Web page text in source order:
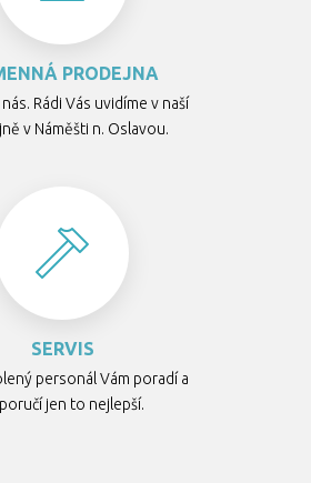
PRODEJNA
Rádi Vás uvidíme v naší
v Náměšti n. Oslavou.
SERVIS
personál Vám poradí a
jen to nejlepší.